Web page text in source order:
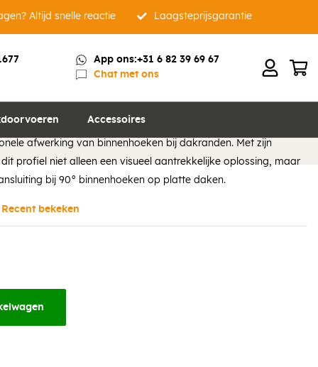
Altijd snelle reactie Laagsteprijsgarantie
App ons:+31 6 82 39 69 67
Chat met ons
Accessoires
Kraal 38 500 x 500 mm
kraalprofiel van 38 mm in stijlvol zwart (RAL9005) is ontworpen
afwerking van binnenhoeken bij dakranden. Met zijn
profiel niet alleen een visueel aantrekkelijke oplossing, maar
bij 90° binnenhoeken op platte daken.
Recent bekeken